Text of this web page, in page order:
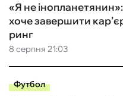
8 серпня 21:03
«Я не
хоче завершити
ринг
Футбол